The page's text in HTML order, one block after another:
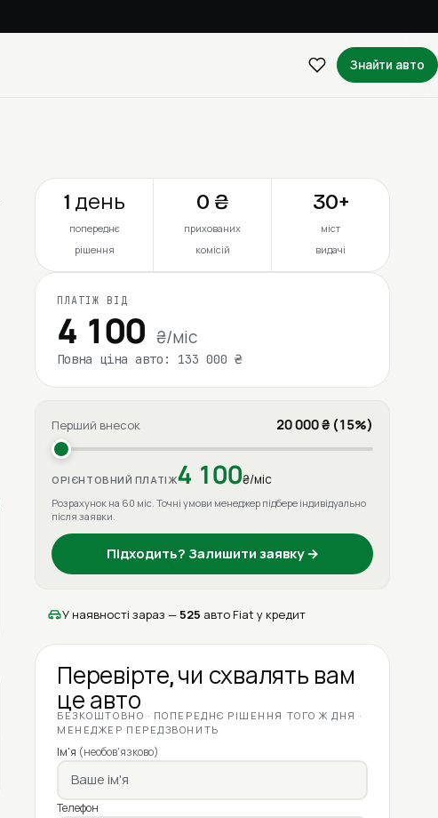
Знайти авто
1 день
попереднє
рішення
0 ₴
прихованих
комісій
30+
міст
видачі
ПЛАТІЖ ВІД
4 100 ₴/міс
Повна ціна авто: 133 000 ₴
Перший внесок 20 000 ₴ (15%)
ОРІЄНТОВНИЙ ПЛАТІЖ4 100₴/міс
Розрахунок на 60 міс. Точні умови менеджер підбере індивідуально
після заявки.
Підходить? Залишити заявку →
У наявності зараз —525 авто Fiat у кредит
Перевірте, чи схвалять вам
це авто
БЕЗКОШТОВНО · ПОПЕРЕДНЄ РІШЕННЯ ТОГО Ж ДНЯ ·
МЕНЕДЖЕР ПЕРЕДЗВОНИТЬ
Ім'я (необов'язково)
Телефон